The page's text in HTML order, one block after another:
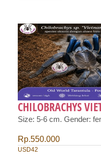
CHILOBRACHYS
Size: 5-6 cm. Gender:
Rp.550.000
USD42